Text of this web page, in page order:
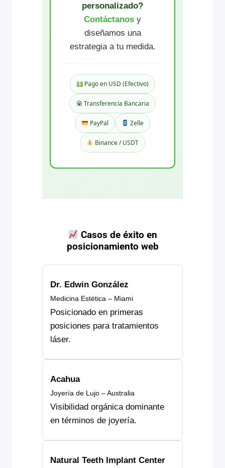
personalizado?
Contáctanos y
diseñamos una
estrategia a tu medida.
Pago en USD (Efectivo)
Transferencia Bancaria
PayPal Zelle
Binance / USDT
Casos de éxito en
posicionamiento web
Dr. Edwin González
Medicina Estética – Miami
Posicionado en primeras
posiciones para tratamientos
láser.
Acahua
Joyería de Lujo – Australia
Visibilidad orgánica dominante
en términos de joyería.
Natural Teeth Implant Center